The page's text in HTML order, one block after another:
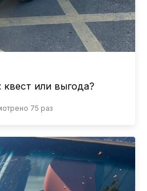
квест или выгода?
75 раз